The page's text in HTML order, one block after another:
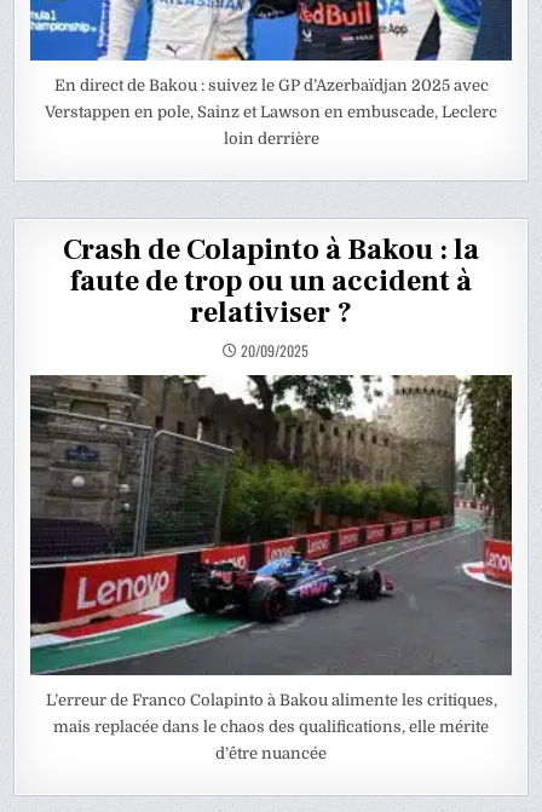
En direct de Bakou : suivez le GP d’Azerbaïdjan 2025 avec
Verstappen en pole, Sainz et Lawson en embuscade, Leclerc
loin derrière
Crash de Colapinto à Bakou : la
faute de trop ou un accident à
relativiser ?
20/09/2025
L’erreur de Franco Colapinto à Bakou alimente les critiques,
mais replacée dans le chaos des qualifications, elle mérite
d’être nuancée